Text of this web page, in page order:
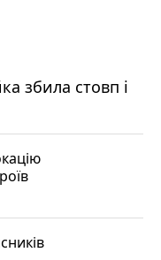
збила стовп і